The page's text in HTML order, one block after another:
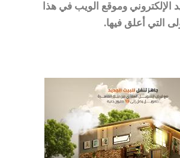
الإلكتروني وموقع الويب في هذا
التي أعلق فيها.